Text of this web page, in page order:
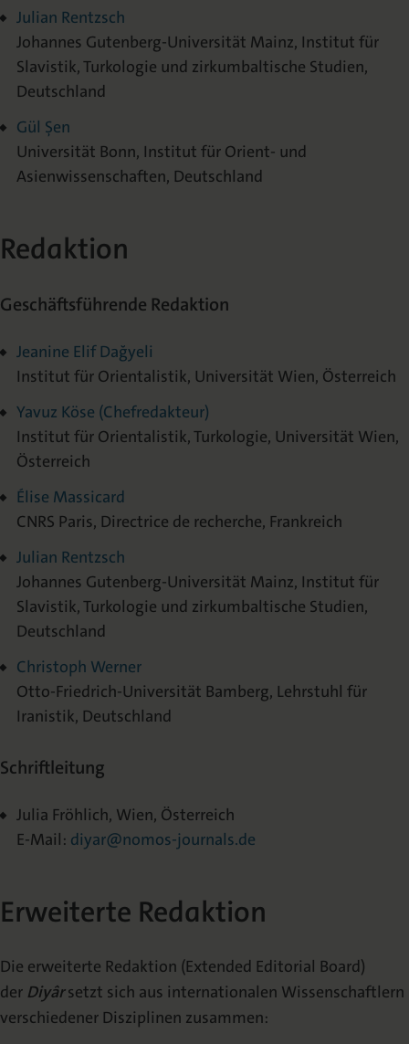
Julian Rentzsch
Johannes Gutenberg-Universität Mainz, Institut für
Slavistik, Turkologie und zirkumbaltische Studien,
Deutschland
Gül Şen
Universität Bonn, Institut für Orient- und
Asienwissenschaften, Deutschland
Redaktion
Geschäftsführende Redaktion
Jeanine Elif Dağyeli
Institut für Orientalistik, Universität Wien, Österreich
Yavuz Köse (Chefredakteur)
Institut für Orientalistik, Turkologie, Universität Wien,
Österreich
Élise Massicard
CNRS Paris, Directrice de recherche, Frankreich
Julian Rentzsch
Johannes Gutenberg-Universität Mainz, Institut für
Slavistik, Turkologie und zirkumbaltische Studien,
Deutschland
Christoph Werner
Otto-Friedrich-Universität Bamberg, Lehrstuhl für
Iranistik, Deutschland
Schriftleitung
Julia Fröhlich, Wien, Österreich
E-Mail: diyar@nomos-journals.de
Erweiterte Redaktion
Die erweiterte Redaktion (Extended Editorial Board)
der Diyârsetzt sich aus internationalen Wissenschaftlern
verschiedener Disziplinen zusammen: